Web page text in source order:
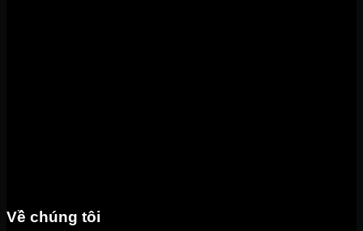
Về chúng tôi